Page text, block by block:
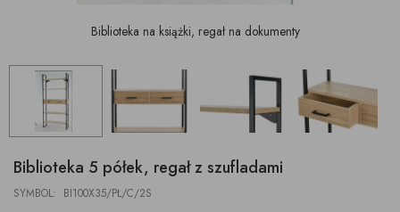
Biblioteka na książki, regał na dokumenty
Biblioteka 5 półek, regał z szufladami
SYMBOL: BI100X35/PŁ/C/2S